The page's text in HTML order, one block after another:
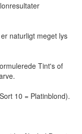
naturligt meget lys
Tint's of
10 = Platinblond).